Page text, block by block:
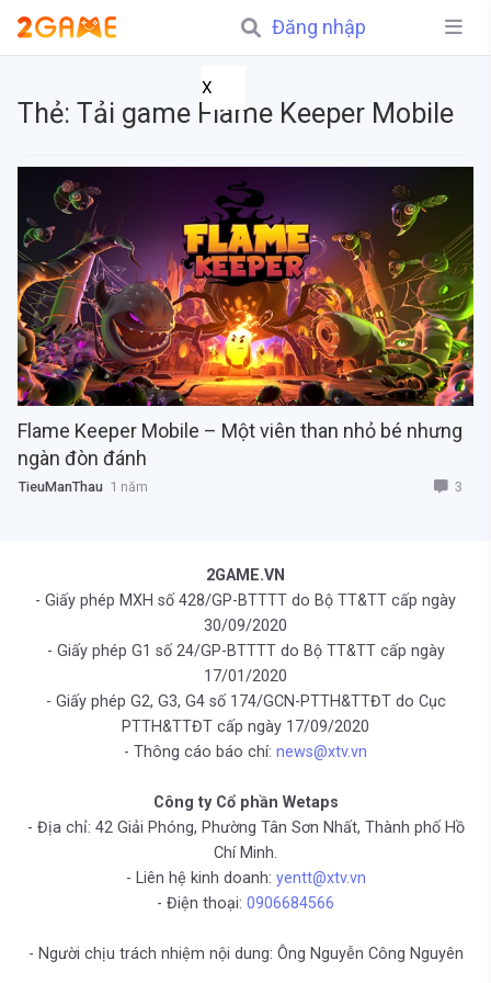
Đăng nhập
X
Thẻ: Tải game Flame Keeper Mobile
Flame Keeper Mobile – Một viên than nhỏ bé nhưng
ngàn đòn đánh
TieuManThau 1 năm 3
2GAME.VN
- Giấy phép MXH số 428/GP-BTTTT do Bộ TT&TT cấp ngày
30/09/2020
- Giấy phép G1 số 24/GP-BTTTT do Bộ TT&TT cấp ngày
17/01/2020
- Giấy phép G2, G3, G4 số 174/GCN-PTTH&TTĐT do Cục
PTTH&TTĐT cấp ngày 17/09/2020
- Thông cáo báo chí: news@xtv.vn
Công ty Cổ phần Wetaps
- Địa chỉ: 42 Giải Phóng, Phường Tân Sơn Nhất, Thành phố Hồ
Chí Minh.
- Liên hệ kinh doanh: yentt@xtv.vn
- Điện thoại: 0906684566
- Người chịu trách nhiệm nội dung: Ông Nguyễn Công Nguyên